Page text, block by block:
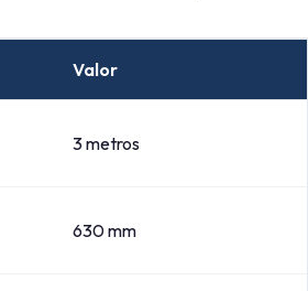
Valor
3 metros
630 mm